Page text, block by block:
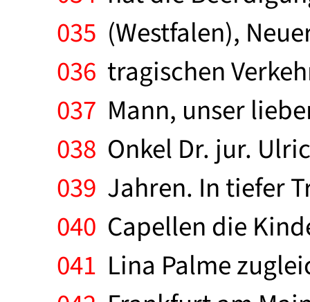
035 (Westfalen),
036 tragischen
037 Mann, unser
038 Onkel Dr. jur.
039 Jahren. In tiefer
040 Capellen die
041 Lina Palme